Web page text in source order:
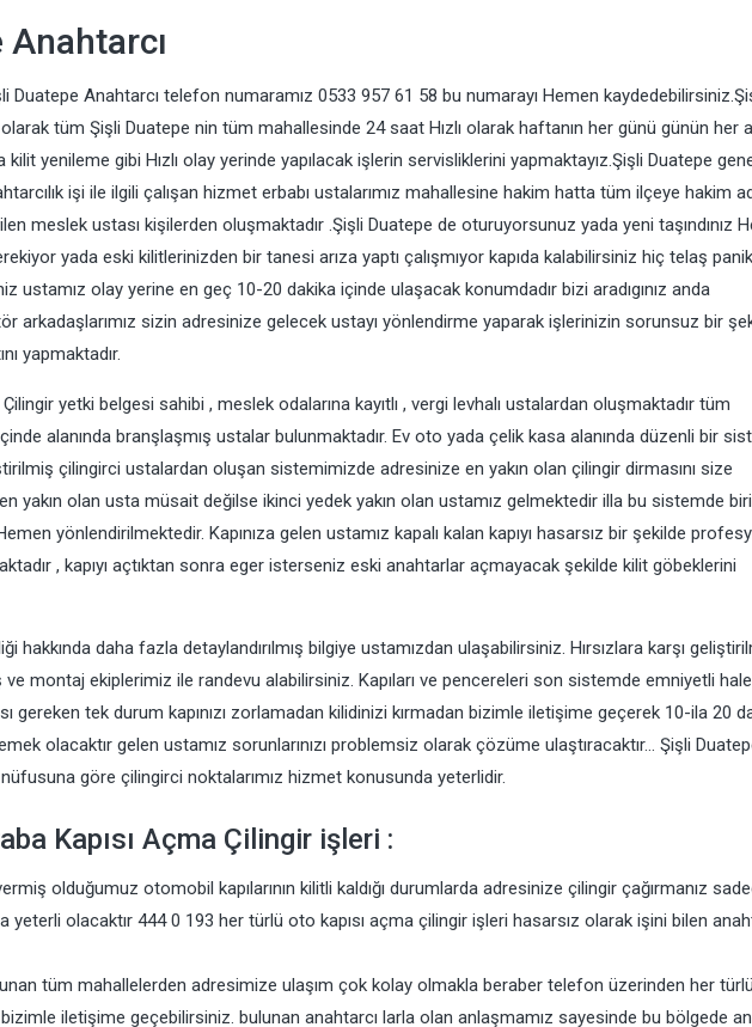
Duatepe Anahtarcı telefon numaramız 0533 957 61 58 bu numarayı Hemen
tüm Şişli Duatepe nin tüm mahallesinde 24 saat Hızlı olarak haftanın her günü günün her
yenileme gibi Hızlı olay yerinde yapılacak işlerin servisliklerini yapmaktayız.Şişli Duatepe
işi ile ilgili çalışan hizmet erbabı ustalarımız mahallesine hakim hatta tüm ilçeye hakim
meslek ustası kişilerden oluşmaktadır .Şişli Duatepe de oturuyorsunuz yada yeni taşındınız
yada eski kilitlerinizden bir tanesi arıza yaptı çalışmıyor kapıda kalabilirsiniz hiç telaş panik
ustamız olay yerine en geç 10-20 dakika içinde ulaşacak konumdadır bizi aradıgınız anda
arkadaşlarımız sizin adresinize gelecek ustayı yönlendirme yaparak işlerinizin sorunsuz bir
yapmaktadır.
Çilingir yetki belgesi sahibi , meslek odalarına kayıtlı , vergi levhalı ustalardan oluşmaktadır tüm
alanında branşlaşmış ustalar bulunmaktadır. Ev oto yada çelik kasa alanında düzenli bir
çilingirci ustalardan oluşan sistemimizde adresinize en yakın olan çilingir dirmasını size
yakın olan usta müsait değilse ikinci yedek yakın olan ustamız gelmektedir illa bu sistemde
yönlendirilmektedir. Kapınıza gelen ustamız kapalı kalan kapıyı hasarsız bir şekilde
, kapıyı açtıktan sonra eger isterseniz eski anahtarlar açmayacak şekilde kilit göbeklerini
hakkında daha fazla detaylandırılmış bilgiye ustamızdan ulaşabilirsiniz. Hırsızlara karşı
montaj ekiplerimiz ile randevu alabilirsiniz. Kapıları ve pencereleri son sistemde emniyetli hale
gereken tek durum kapınızı zorlamadan kilidinizi kırmadan bizimle iletişime geçerek 10-ila 20
olacaktır gelen ustamız sorunlarınızı problemsiz olarak çözüme ulaştıracaktır… Şişli
nüfusuna göre çilingirci noktalarımız hizmet konusunda yeterlidir.
Kapısı Açma Çilingir işleri :
olduğumuz otomobil kapılarının kilitli kaldığı durumlarda adresinize çilingir çağırmanız
yeterli olacaktır 444 0 193 her türlü oto kapısı açma çilingir işleri hasarsız olarak işini bilen
tüm mahallelerden adresimize ulaşım çok kolay olmakla beraber telefon üzerinden her
iletişime geçebilirsiniz. bulunan anahtarcı larla olan anlaşmamız sayesinde bu bölgede